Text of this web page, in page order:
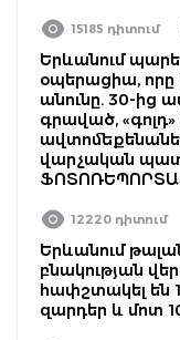
15185 դիտում
Երևանում
օպերացիա, որը
անունը. 30-ից
գրաված,
վարչական
12220 դիտում
Երևանում
բնակության
հափշտակել են
զարդեր և մոտ